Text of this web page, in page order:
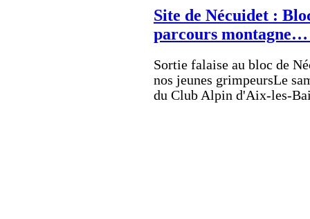
Site de Nécuidet :
parcours montagne…
Sortie falaise au bloc de
nos jeunes grimpeursLe
du Club Alpin d'Aix-les-